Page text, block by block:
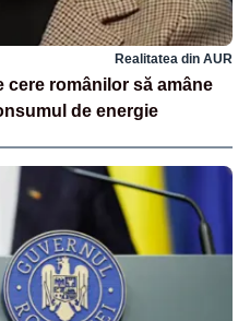
Realitatea din AUR
românilor să amâne
de energie